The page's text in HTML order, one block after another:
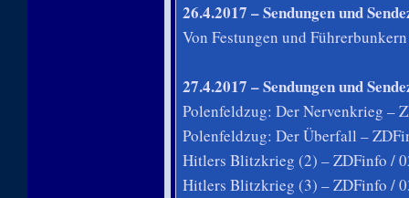
26.4.2017 – Sendungen und
Von Festungen und
27.4.2017 – Sendungen und
Polenfeldzug: Der Nervenkrieg –
Polenfeldzug: Der Überfall –
Hitlers Blitzkrieg (2) – ZDFinfo /
Hitlers Blitzkrieg (3) – ZDFinfo /